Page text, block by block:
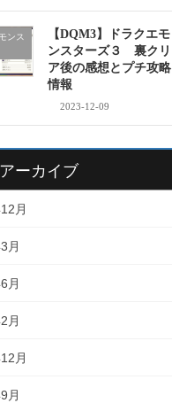
ンス
【DQM3】ドラクエモ
ンスターズ３ 裏クリ
ア後の感想とプチ攻略
情報
2023-12-09
ーカイブ
月
月
月
月
月
月